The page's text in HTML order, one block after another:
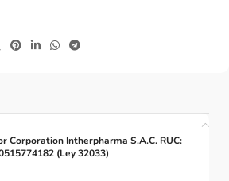
Corporation Intherpharma S.A.C. RUC:
(Ley 32033)